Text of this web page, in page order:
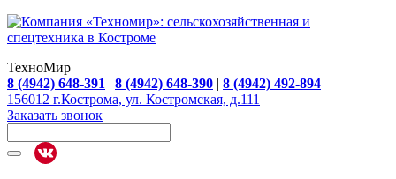
ТехноМир
8 (4942) 648-391 | 8 (4942) 648-390 | 8 (4942) 492-894
156012 г.Кострома, ул. Костромская, д.111
Заказать звонок